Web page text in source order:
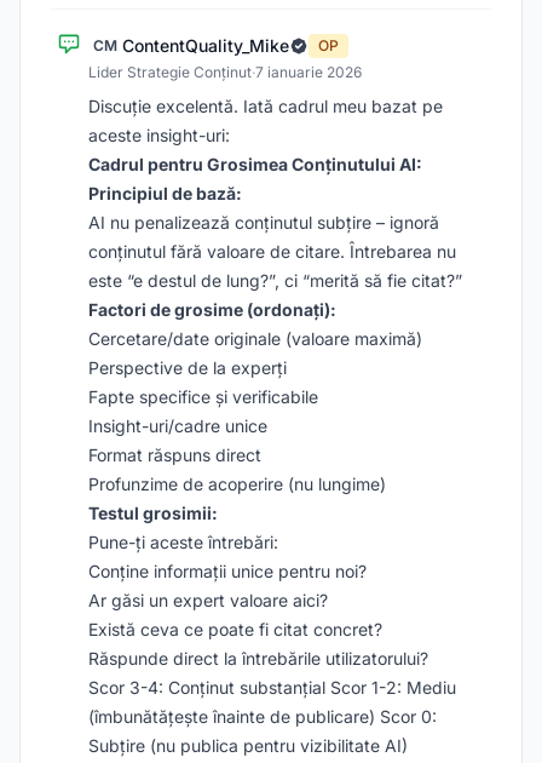
CM ContentQuality_Mike
OP
Lider Strategie Conținut·7 ianuarie 2026
Discuție excelentă. Iată cadrul meu bazat pe
aceste insight-uri:
Cadrul pentru Grosimea Conținutului AI:
Principiul de bază:
AI nu penalizează conținutul subțire – ignoră
conținutul fără valoare de citare. Întrebarea nu
este “e destul de lung?”, ci “merită să fie citat?”
Factori de grosime (ordonați):
Cercetare/date originale (valoare maximă)
Perspective de la experți
Fapte specifice și verificabile
Insight-uri/cadre unice
Format răspuns direct
Profunzime de acoperire (nu lungime)
Testul grosimii:
Pune-ți aceste întrebări:
Conține informații unice pentru noi?
Ar găsi un expert valoare aici?
Există ceva ce poate fi citat concret?
Răspunde direct la întrebările utilizatorului?
Scor 3-4: Conținut substanțial Scor 1-2: Mediu
(îmbunătățește înainte de publicare) Scor 0:
Subțire (nu publica pentru vizibilitate AI)